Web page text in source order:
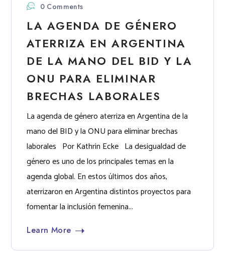
0 Comments
LA AGENDA DE GÉNERO
ATERRIZA EN ARGENTINA
DE LA MANO DEL BID Y LA
ONU PARA ELIMINAR
BRECHAS LABORALES
La agenda de género aterriza en Argentina de la
mano del BID y la ONU para eliminar brechas
laborales Por Kathrin Ecke La desigualdad de
género es uno de los principales temas en la
agenda global. En estos últimos dos años,
aterrizaron en Argentina distintos proyectos para
fomentar la inclusión femenina...
Learn More